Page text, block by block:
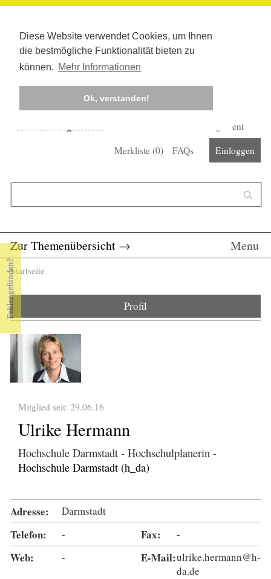
Diese Website verwendet Cookies, um Ihnen
die bestmögliche Funktionalität bieten zu
können. Mehr Informationen
Ok, verstanden!
Kostenlos registrieren
Corona-Management
Merkliste (0) FAQs Einloggen
Zur Themenübersicht → Menu
Sie sind hier
Startseite
Profil
Mitglied seit: 29.06.16
Ulrike Hermann
Hochschule Darmstadt - Hochschulplanerin -
Hochschule Darmstadt (h_da)
Adresse: Darmstadt
Telefon: - Fax: -
Web: - E-Mail:ulrike.hermann@h-
da.de